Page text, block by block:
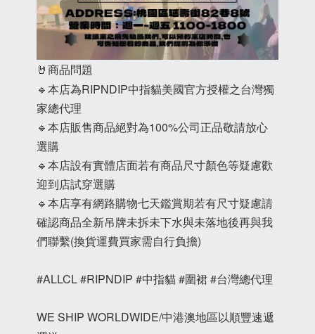
🤘商品問題
🔹本店為RIPNDIP中指貓美國官方授權之台灣獨
家總代理
🔹本店販售商品絕對為100%公司正品敬請放心
選購
🔹本店設有實體店面若有商品尺寸顏色等疑慮歡
迎到店試穿選購
🔹本店享有網路購物七天鑑賞期若有尺寸疑慮請
確認商品全新吊牌未拆未下水與未落地後再與我
們聯繫(換貨運費買家需自行負擔)
#ALLCL #RIPNDIP #中指貓 #圍裙 #台灣總代理
WE SHIP WORLDWIDE/中港澳地區以順豐速遞